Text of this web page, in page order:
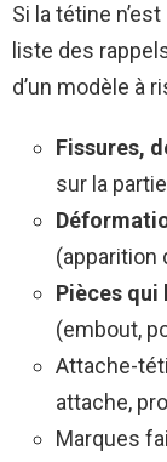
Si la tétine
liste des
d’un modèle à
Fissures,
sur la
(apparition
Pièces qui
(embout,
Attache-
attache,
Marques